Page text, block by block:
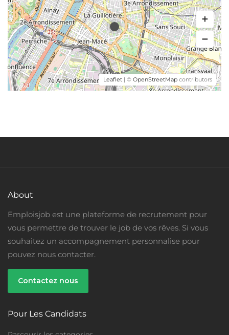
Leaflet | © OpenStreetMap contributors
About
Emploisjob est une plateforme de recrutement pour
vous permettre de trouver le job de vos rêves. Si vous
souhaitez un accompagnement personnalise pour
pouvez nous contacter.
Contactez nous
Pour Les Candidats